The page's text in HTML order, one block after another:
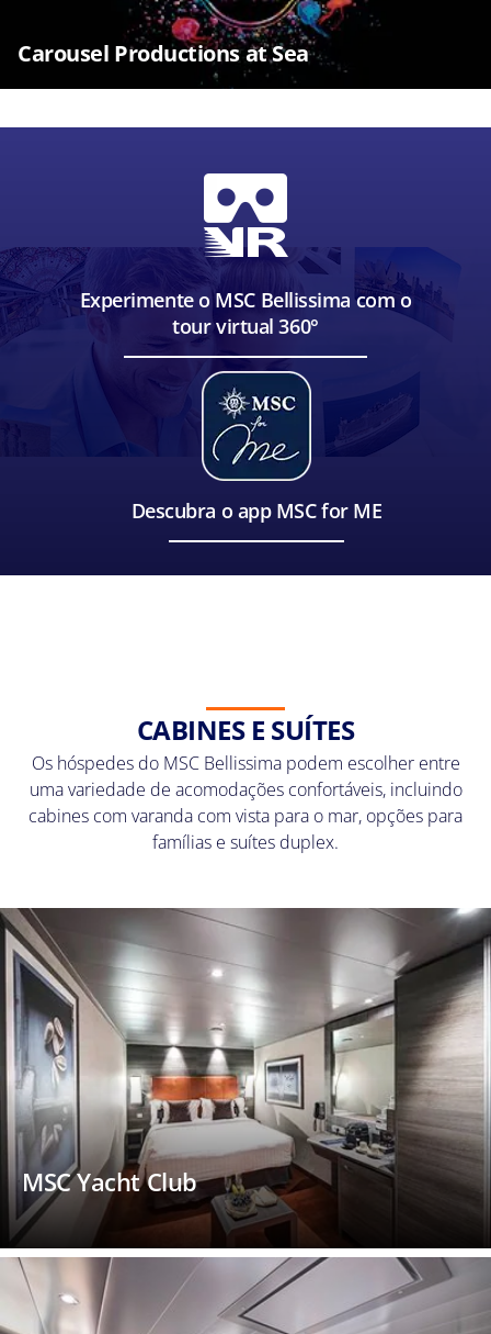
Carousel Productions at Sea
Experimente o MSC Bellissima com o
tour virtual 360°
Descubra o app MSC for ME
CABINES E SUÍTES
Os hóspedes do MSC Bellissima podem escolher entre
uma variedade de acomodações confortáveis, incluindo
cabines com varanda com vista para o mar, opções para
famílias e suítes duplex.
MSC Yacht Club